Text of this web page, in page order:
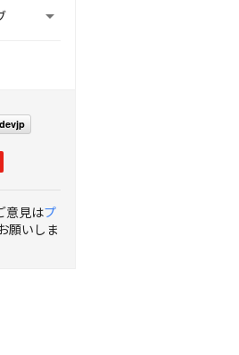

意見はプ
願いしま